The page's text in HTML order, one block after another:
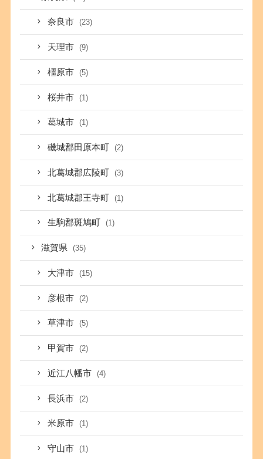
奈良市 (23)
天理市 (9)
橿原市 (5)
桜井市 (1)
葛城市 (1)
磯城郡田原本町 (2)
北葛城郡広陵町 (3)
北葛城郡王寺町 (1)
生駒郡斑鳩町 (1)
滋賀県 (35)
大津市 (15)
彦根市 (2)
草津市 (5)
甲賀市 (2)
近江八幡市 (4)
長浜市 (2)
米原市 (1)
守山市 (1)